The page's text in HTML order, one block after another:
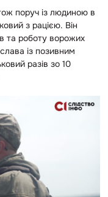
поруч із людиною в
з рацією. Він
та роботу ворожих
із позивним
разів зо 10